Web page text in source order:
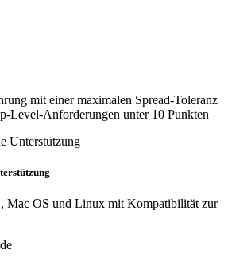
mit einer maximalen Spread-Toleranz
Level-Anforderungen unter 10 Punkten
Mac OS und Linux mit Kompatibilität zur